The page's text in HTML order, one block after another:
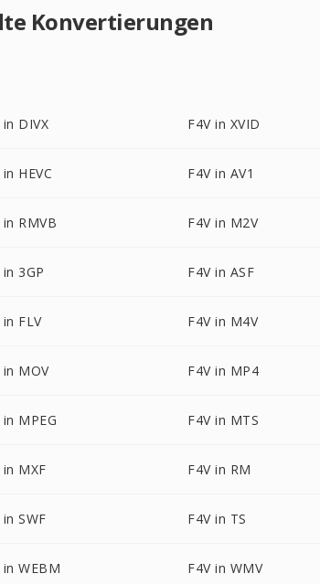
Konvertierungen
in DIVX F4V in XVID
in HEVC F4V in AV1
in RMVB F4V in M2V
in 3GP F4V in ASF
in FLV F4V in M4V
in MOV F4V in MP4
in MPEG F4V in MTS
in MXF F4V in RM
in SWF F4V in TS
in WEBM F4V in WMV